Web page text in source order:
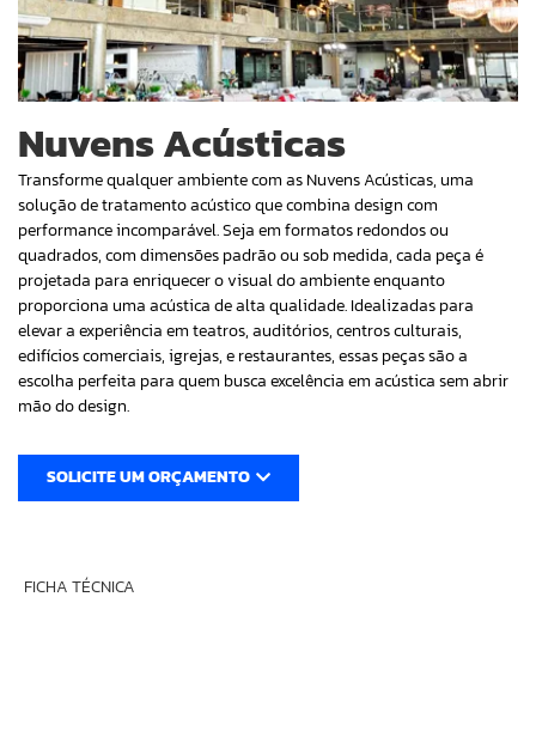
Nuvens Acústicas
Transforme qualquer ambiente com as Nuvens Acústicas, uma
solução de tratamento acústico que combina design com
performance incomparável. Seja em formatos redondos ou
quadrados, com dimensões padrão ou sob medida, cada peça é
projetada para enriquecer o visual do ambiente enquanto
proporciona uma acústica de alta qualidade. Idealizadas para
elevar a experiência em teatros, auditórios, centros culturais,
edifícios comerciais, igrejas, e restaurantes, essas peças são a
escolha perfeita para quem busca excelência em acústica sem abrir
mão do design.
SOLICITE UM ORÇAMENTO
FICHA TÉCNICA